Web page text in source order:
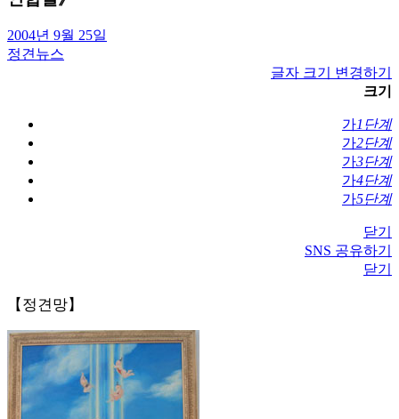
2004년 9월 25일
정견뉴스
글자 크기 변경하기
크기
가1단계
가2단계
가3단계
가4단계
가5단계
닫기
SNS 공유하기
닫기
【정견망】